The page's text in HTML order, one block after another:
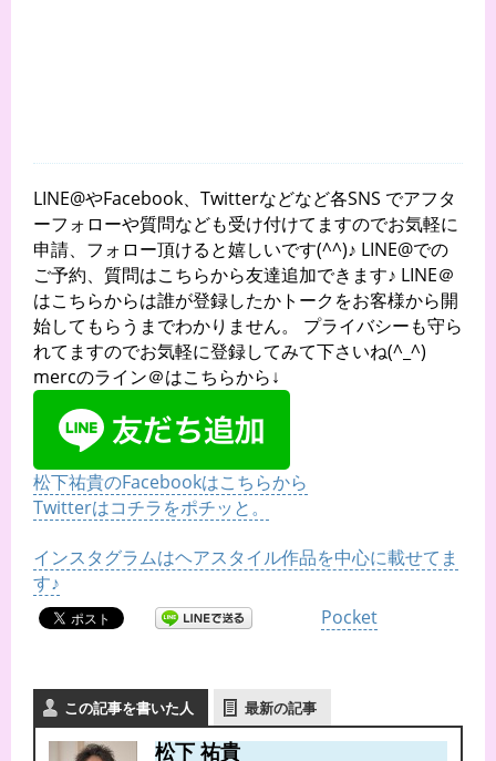
LINE@やFacebook、Twitterなどなど各SNS でアフタ
ーフォローや質問なども受け付けてますのでお気軽に
申請、フォロー頂けると嬉しいです(^^)♪ LINE@での
ご予約、質問はこちらから友達追加できます♪ LINE＠
はこちらからは誰が登録したかトークをお客様から開
始してもらうまでわかりません。 プライバシーも守ら
れてますのでお気軽に登録してみて下さいね(^_^)
mercのライン＠はこちらから↓
松下祐貴のFacebookはこちらから
Twitterはコチラをポチッと。
インスタグラムはヘアスタイル作品を中心に載せてま
す♪
Pocket
この記事を書いた人 最新の記事
松下 祐貴